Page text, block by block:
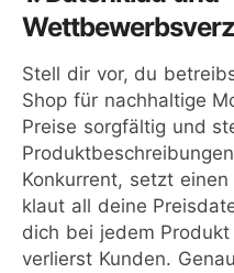
Stell dir vor, du
Shop für nachhaltige
Preise sorgfältig und
Konkurrent, setzt
klaut all deine
dich bei jedem
verlierst Kunden.